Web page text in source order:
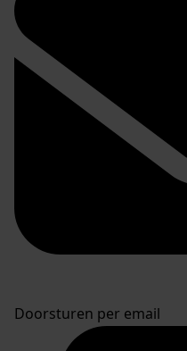
Doorsturen per email